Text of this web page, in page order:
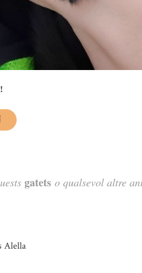
gatets o qualsevol altre